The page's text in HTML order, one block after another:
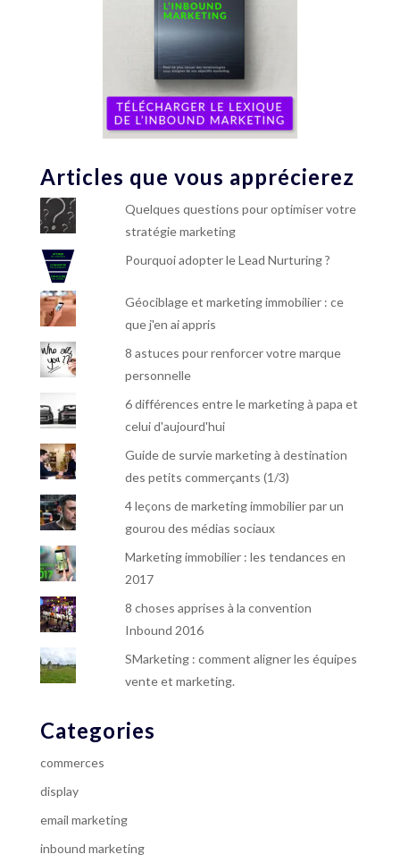
Articles que vous apprécierez
Quelques questions pour optimiser votre
stratégie marketing
Pourquoi adopter le Lead Nurturing ?
Géociblage et marketing immobilier : ce
que j'en ai appris
8 astuces pour renforcer votre marque
personnelle
6 différences entre le marketing à papa et
celui d'aujourd'hui
Guide de survie marketing à destination
des petits commerçants (1/3)
4 leçons de marketing immobilier par un
gourou des médias sociaux
Marketing immobilier : les tendances en
2017
8 choses apprises à la convention
Inbound 2016
SMarketing : comment aligner les équipes
vente et marketing.
Categories
commerces
display
email marketing
inbound marketing